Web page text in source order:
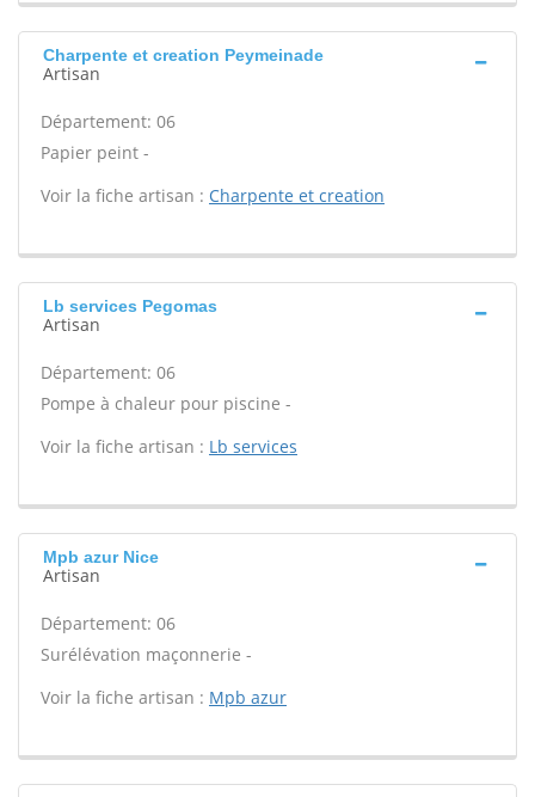
Charpente et creation Peymeinade
Artisan
Département: 06
Papier peint -
Voir la fiche artisan : Charpente et creation
Lb services Pegomas
Artisan
Département: 06
Pompe à chaleur pour piscine -
Voir la fiche artisan : Lb services
Mpb azur Nice
Artisan
Département: 06
Surélévation maçonnerie -
Voir la fiche artisan : Mpb azur